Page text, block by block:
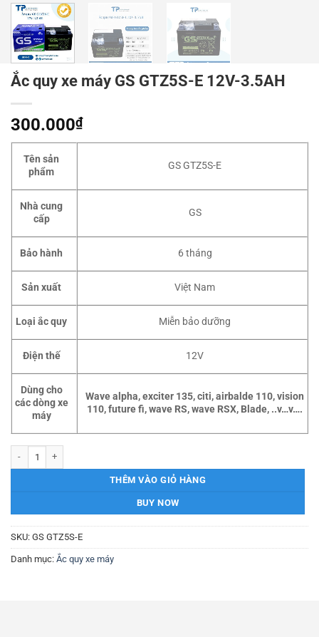
Ắc quy xe máy GS GTZ5S-E 12V-3.5AH
300.000₫
Tên sản
phẩm
GS GTZ5S-E
Nhà cung
cấp
GS
Bảo hành 6 tháng
Sản xuất Việt Nam
Loại ắc quy Miễn bảo dưỡng
Điện thế 12V
Dùng cho
các dòng xe
máy
Wave alpha, exciter 135, citi, airbalde 110, vision
110, future fi, wave RS, wave RSX, Blade, ..v…v….
THÊM VÀO GIỎ HÀNG
BUY NOW
SKU: GS GTZ5S-E
Danh mục: Ắc quy xe máy